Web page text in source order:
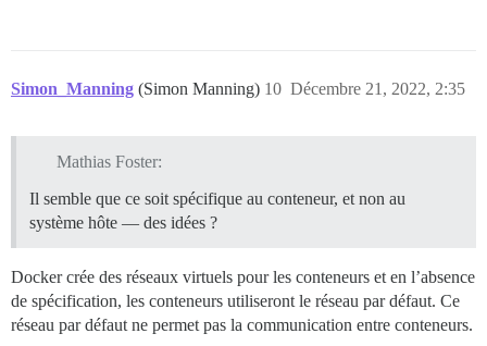
Simon_Manning (Simon Manning) Décembre 21, 2022, 2:35
10
Mathias Foster:
Il semble que ce soit spécifique au conteneur, et non au
système hôte — des idées ?
Docker crée des réseaux virtuels pour les conteneurs et en l’absence
de spécification, les conteneurs utiliseront le réseau par défaut. Ce
réseau par défaut ne permet pas la communication entre conteneurs.